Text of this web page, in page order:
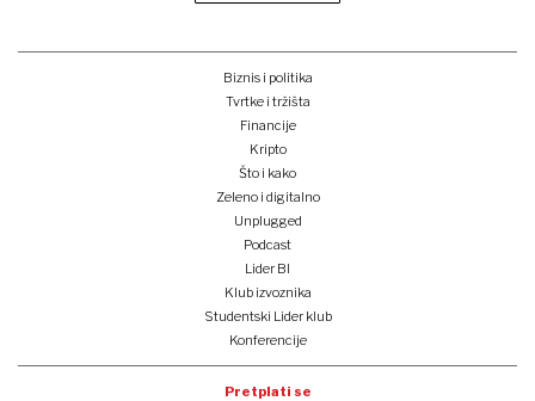
Biznis i politika
Tvrtke i tržišta
Financije
Kripto
Što i kako
Zeleno i digitalno
Unplugged
Podcast
Lider BI
Klub izvoznika
Studentski Lider klub
Konferencije
Pretplati se